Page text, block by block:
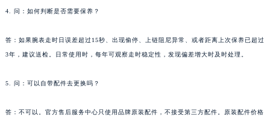
4. 问：如何判断是否需要保养？
答：如果腕表走时日误差超过15秒、出现偷停、上链阻尼异常、或者距离上次保养已超过
3年，建议送检。日常使用时，每年可观察走时稳定性，发现偏差增大时及时处理。
5. 问：可以自带配件去更换吗？
答：不可以。官方售后服务中心只使用品牌原装配件，不接受第三方配件。原装配件价格